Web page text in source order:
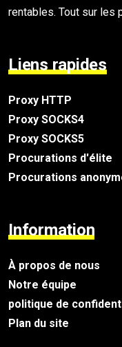
rentables. Tout sur les
Liens rapides
Proxy HTTP
Proxy SOCKS4
Proxy SOCKS5
Procurations d'élite
Procurations
Information
À propos de nous
Notre équipe
politique de
Plan du site